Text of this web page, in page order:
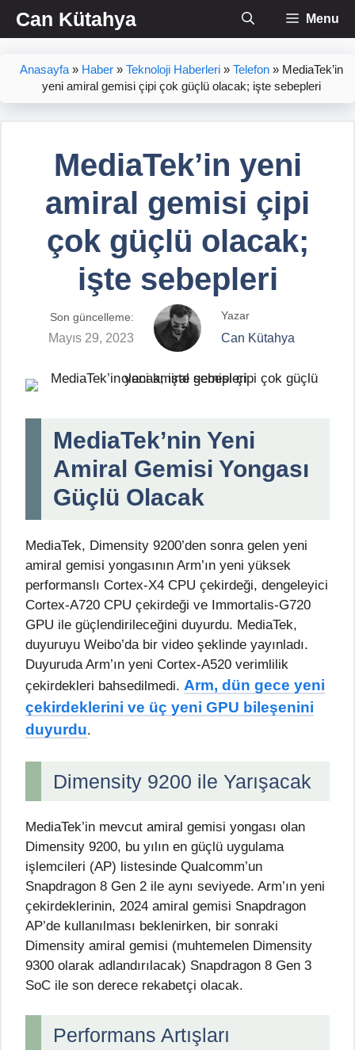
İçeriğe
atlaCan Kütahya Menu
Anasayfa » Haber » Teknoloji Haberleri » Telefon » MediaTek’in
yeni amiral gemisi çipi çok güçlü olacak; işte sebepleri
MediaTek’in yeni
amiral gemisi çipi
çok güçlü olacak;
işte sebepleri
Son güncelleme:
Mayıs 29, 2023
Yazar
Can Kütahya
MediaTek’nin Yeni
Amiral Gemisi Yongası
Güçlü Olacak
MediaTek, Dimensity 9200’den sonra gelen yeni
amiral gemisi yongasının Arm’ın yeni yüksek
performanslı Cortex-X4 CPU çekirdeği, dengeleyici
Cortex-A720 CPU çekirdeği ve Immortalis-G720
GPU ile güçlendirileceğini duyurdu. MediaTek,
duyuruyu Weibo’da bir video şeklinde yayınladı.
Duyuruda Arm’ın yeni Cortex-A520 verimlilik
çekirdekleri bahsedilmedi. Arm, dün gece yeni
çekirdeklerini ve üç yeni GPU bileşenini
duyurdu.
Dimensity 9200 ile Yarışacak
MediaTek’in mevcut amiral gemisi yongası olan
Dimensity 9200, bu yılın en güçlü uygulama
işlemcileri (AP) listesinde Qualcomm’un
Snapdragon 8 Gen 2 ile aynı seviyede. Arm’ın yeni
çekirdeklerinin, 2024 amiral gemisi Snapdragon
AP’de kullanılması beklenirken, bir sonraki
Dimensity amiral gemisi (muhtemelen Dimensity
9300 olarak adlandırılacak) Snapdragon 8 Gen 3
SoC ile son derece rekabetçi olacak.
Performans Artışları